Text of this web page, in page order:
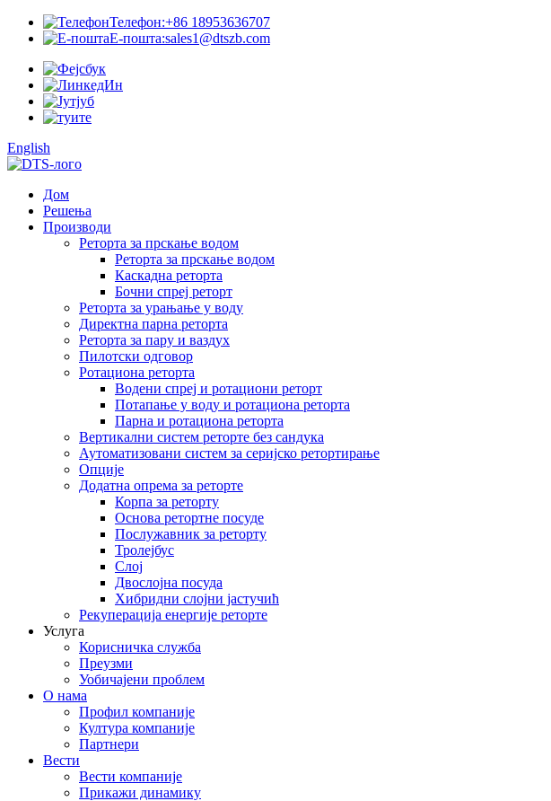
Телефон:+86 18953636707
Е-пошта:sales1@dtszb.com
English
Дом
Решења
Производи
Реторта за прскање водом
Реторта за прскање водом
Каскадна реторта
Бочни спреј реторт
Реторта за урањање у воду
Директна парна реторта
Реторта за пару и ваздух
Пилотски одговор
Ротациона реторта
Водени спреј и ротациони реторт
Потапање у воду и ротациона реторта
Парна и ротациона реторта
Вертикални систем реторте без сандука
Аутоматизовани систем за серијско ретортирање
Опције
Додатна опрема за реторте
Корпа за реторту
Основа ретортне посуде
Послужавник за реторту
Тролејбус
Слој
Двослојна посуда
Хибридни слојни јастучић
Рекуперација енергије реторте
Услуга
Корисничка служба
Преузми
Уобичајени проблем
О нама
Профил компаније
Култура компаније
Партнери
Вести
Вести компаније
Прикажи динамику